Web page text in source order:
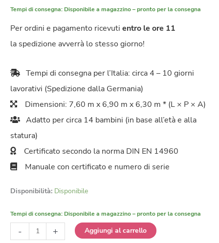
Tempi di consegna: Disponibile a magazzino – pronto per la consegna
Per ordini e pagamento ricevutientro le ore 11
la spedizione avverrà lo stesso giorno!
Tempi di consegna per l’Italia: circa 4 – 10 giorni
lavorativi (Spedizione dalla Germania)
Dimensioni: 7,60 m x 6,90 m x 6,30 m * (L × P × A)
Adatto per circa 14 bambini (in base all’età e alla
statura)
Certificato secondo la norma DIN EN 14960
Manuale con certificato e numero di serie
Disponibilità: Disponibile
Tempi di consegna: Disponibile a magazzino – pronto per la consegna
-
Gonfiabile
+ Aggiungi al carrello